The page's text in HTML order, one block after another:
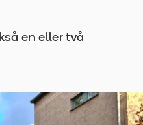
en eller två